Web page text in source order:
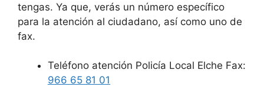
tengas. Ya que, verás un número específico
para la atención al ciudadano, así como uno de
fax.
Teléfono atención Policía Local Elche Fax:
966 65 81 01